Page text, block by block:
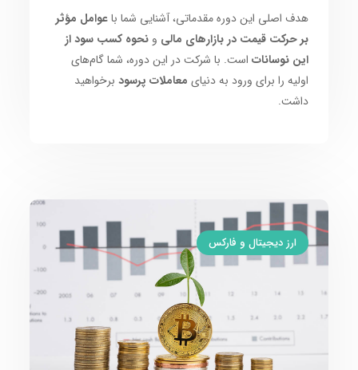
هدف اصلی این دوره مقدماتی، آشنایی شما باعوامل مؤثر
بر حرکت قیمت در بازارهای مالی ونحوه کسب سود از
این نوسانات است. با شرکت در این دوره، شما گام‌های
اولیه را برای ورود به دنیای معاملات پرسود برخواهید
داشت.
ارز دیجیتال و فارکس